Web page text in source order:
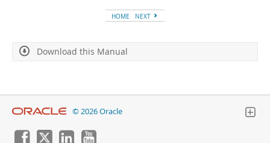
Developer Zone
HOME NEXT
Download this Manual
© 2026 Oracle